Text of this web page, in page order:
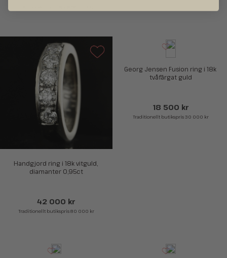
Handgjord ring i 18k vitguld,
diamanter 0,95ct
42 000 kr
Traditionellt butikspris 80 000 kr
Georg Jensen Fusion ring i 18k
tvåfärgat guld
18 500 kr
Traditionellt butikspris 30 000 kr